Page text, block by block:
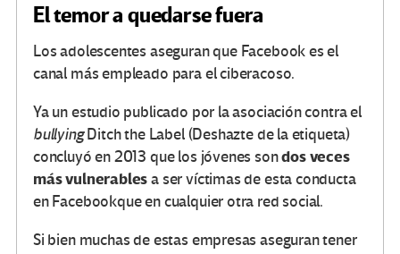
El temor a quedarse fuera
Los adolescentes aseguran que Facebook es el
canal más empleado para el ciberacoso.
Ya un estudio publicado por la asociación contra el
bullyingDitch the Label (Deshazte de la etiqueta)
concluyó en 2013 que los jóvenes sondos veces
más vulnerablesa ser víctimas de esta conducta
en Facebookque en cualquier otra red social.
Si bien muchas de estas empresas aseguran tener